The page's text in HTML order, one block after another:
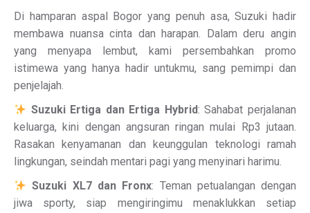
Di hamparan aspal Bogor yang penuh asa, Suzuki hadir
membawa nuansa cinta dan harapan. Dalam deru angin
yang menyapa lembut, kami persembahkan promo
istimewa yang hanya hadir untukmu, sang pemimpi dan
penjelajah.
Suzuki Ertiga dan Ertiga Hybrid: Sahabat perjalanan
keluarga, kini dengan angsuran ringan mulai Rp3 jutaan.
Rasakan kenyamanan dan keunggulan teknologi ramah
lingkungan, seindah mentari pagi yang menyinari harimu.
Suzuki XL7 dan Fronx: Teman petualangan dengan
jiwa sporty, siap mengiringimu menaklukkan setiap